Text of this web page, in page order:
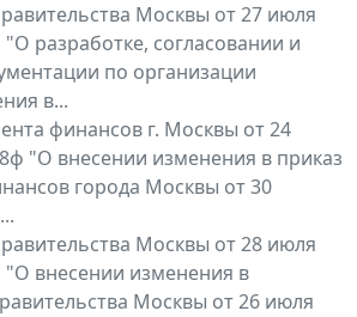
Москвы от 27 июля
разработке, согласовании и
по организации
в...
финансов г. Москвы от 24
"О внесении изменения в приказ
города Москвы от 30
Москвы от 28 июля
внесении изменения в
Москвы от 26 июля